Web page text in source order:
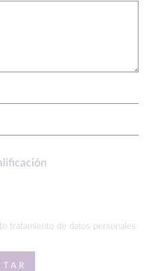
tratamiento de datos personales